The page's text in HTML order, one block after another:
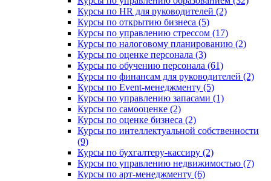
Курсы по HR для руководителей (2)
Курсы по открытию бизнеса (5)
Курсы по управлению стрессом (17)
Курсы по налоговому планированию (2)
Курсы по оценке персонала (3)
Курсы по обучению персонала (61)
Курсы по финансам для руководителей (2)
Курсы по Event-менеджменту (5)
Курсы по управлению запасами (1)
Курсы по самооценке (2)
Курсы по оценке бизнеса (2)
Курсы по интеллектуальной собственности
(9)
Курсы по бухгалтеру-кассиру (2)
Курсы по управлению недвижимостью (7)
Курсы по арт-менеджменту (6)